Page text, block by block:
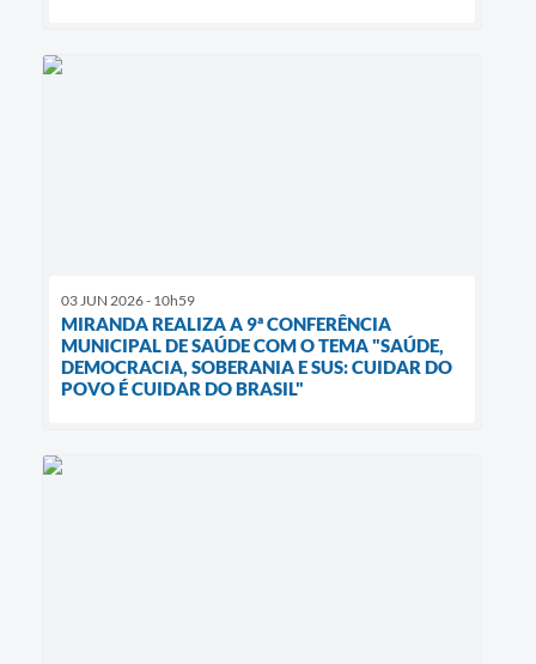
03 JUN 2026 - 10h59
MIRANDA REALIZA A 9ª CONFERÊNCIA
MUNICIPAL DE SAÚDE COM O TEMA "SAÚDE,
DEMOCRACIA, SOBERANIA E SUS: CUIDAR DO
POVO É CUIDAR DO BRASIL"